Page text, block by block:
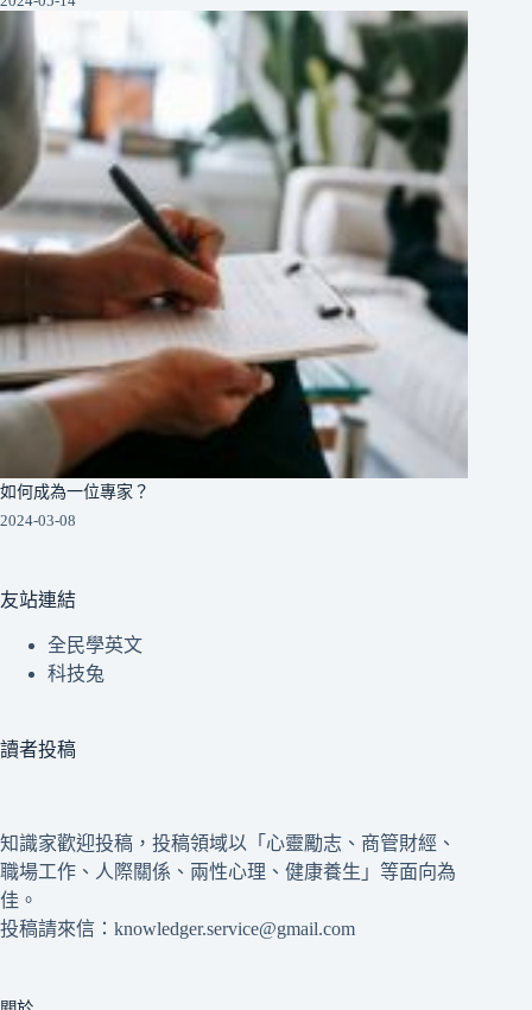
如何成為一位專家？
2024-03-08
友站連結
全民學英文
科技兔
讀者投稿
知識家歡迎投稿，投稿領域以「心靈勵志、商管財經、
職場工作、人際關係、兩性心理、健康養生」等面向為
佳。
投稿請來信：knowledger.service@gmail.com